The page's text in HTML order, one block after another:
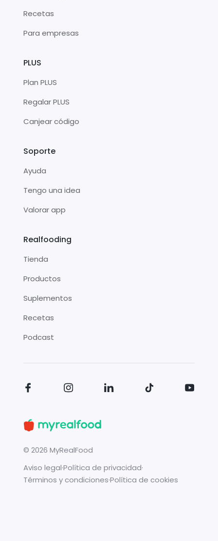
Recetas
Para empresas
PLUS
Plan PLUS
Regalar PLUS
Canjear código
Soporte
Ayuda
Tengo una idea
Valorar app
Realfooding
Tienda
Productos
Suplementos
Recetas
Podcast
© 2026 MyRealFood
Aviso legal·Política de privacidad·
Términos y condiciones·Política de cookies